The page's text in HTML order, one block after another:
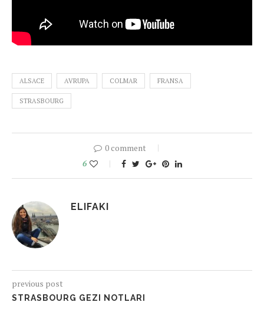
ALSACE AVRUPA COLMAR FRANSA
STRASBOURG
0 comment
6
ELIFAKI
previous post
STRASBOURG GEZI NOTLARI